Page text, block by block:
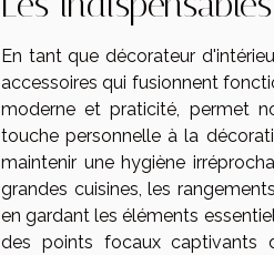
En tant que décorateur
accessoires qui fusionnent
moderne et praticité, permet
touche personnelle à la
maintenir une hygiène
grandes cuisines, les
en gardant les éléments
des points focaux captivants